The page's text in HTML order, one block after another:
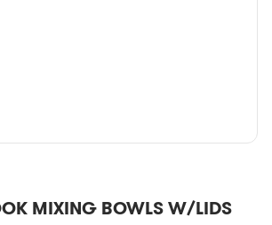
MIXING BOWLS W/LIDS